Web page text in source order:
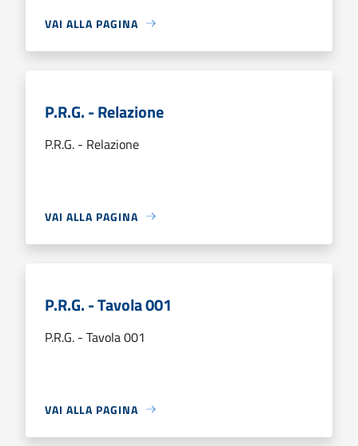
VAI ALLA PAGINA
P.R.G. - Relazione
P.R.G. - Relazione
VAI ALLA PAGINA
P.R.G. - Tavola 001
P.R.G. - Tavola 001
VAI ALLA PAGINA